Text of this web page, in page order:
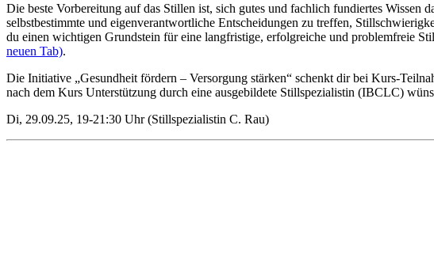
Die beste Vorbereitung auf das Stillen ist, sich gutes und fachlich fundiertes
selbstbestimmte und eigenverantwortliche Entscheidungen zu treffen,
du einen wichtigen Grundstein für eine langfristige, erfolgreiche und problemfreie
neuen Tab).
Die Initiative „Gesundheit fördern – Versorgung stärken“ schenkt dir bei Kurs-
nach dem Kurs Unterstützung durch eine ausgebildete Stillspezialistin (IBCLC)
Di, 29.09.25, 19-21:30 Uhr (Stillspezialistin C. Rau)